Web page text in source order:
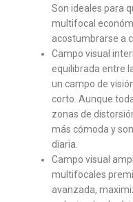
Son ideales para
multifocal
acostumbrarse a
Campo visual
equilibrada entre
un campo de
corto. Aunque
zonas de
más cómoda y
diaria.
Campo visual
multifocales
avanzada,